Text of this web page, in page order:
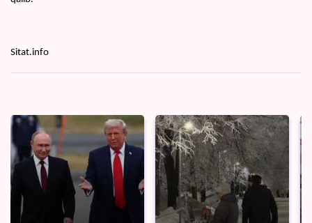
Sitat.info